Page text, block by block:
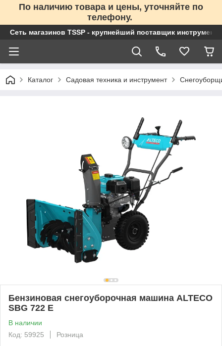
По наличию товара и цены, уточняйте по
телефону.
Сеть магазинов TSSP - крупнейший поставщик
Каталог Садовая техника и инструмент
Бензиновая снегоуборочная машина ALTECO
SBG 722 E
В наличии
Код: 59925
Розница